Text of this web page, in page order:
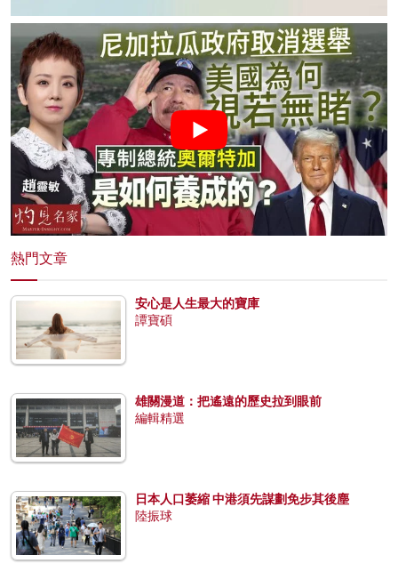
熱門文章
安心是人生最大的寶庫
譚寶碩
雄關漫道：把遙遠的歷史拉到眼前
編輯精選
日本人口萎縮 中港須先謀劃免步其後塵
陸振球